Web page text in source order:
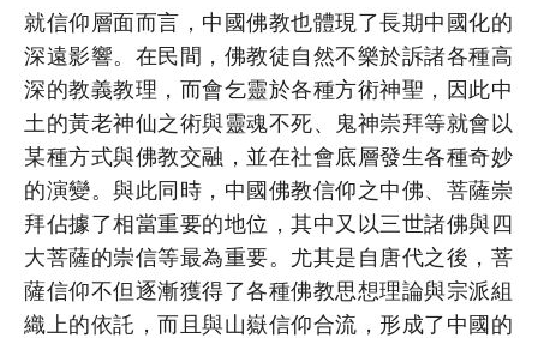
就信仰層面而言，中國佛教也體現了長期中國化的
深遠影響。在民間，佛教徒自然不樂於訴諸各種高
深的教義教理，而會乞靈於各種方術神聖，因此中
土的黃老神仙之術與靈魂不死、鬼神崇拜等就會以
某種方式與佛教交融，並在社會底層發生各種奇妙
的演變。與此同時，中國佛教信仰之中佛、菩薩崇
拜佔據了相當重要的地位，其中又以三世諸佛與四
大菩薩的崇信等最為重要。尤其是自唐代之後，菩
薩信仰不但逐漸獲得了各種佛教思想理論與宗派組
織上的依託，而且與山嶽信仰合流，形成了中國的